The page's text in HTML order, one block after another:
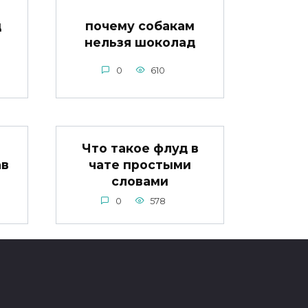
почему собакам
нельзя шоколад
0 610
Что такое флуд в
чате простыми
словами
0 578